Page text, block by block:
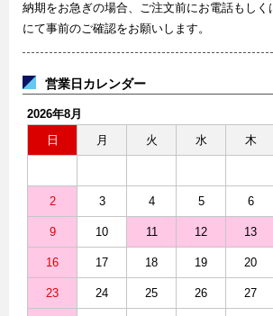
納期をお急ぎの場合、ご注文前にお電話もしく
にて事前のご確認をお願いします。
営業日カレンダー
2026年8月
日
月 火 水 木
2 3 4 5 6
9 10 11 12 13
16 17 18 19 20
23 24 25 26 27